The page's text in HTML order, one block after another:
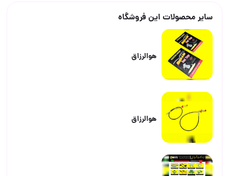
سایر محصولات این فروشگاه
هوالرزاق
هوالرزاق